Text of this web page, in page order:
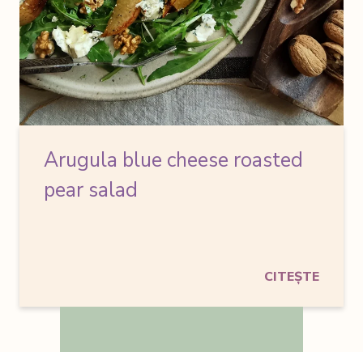
Arugula blue cheese roasted
pear salad
CITEȘTE